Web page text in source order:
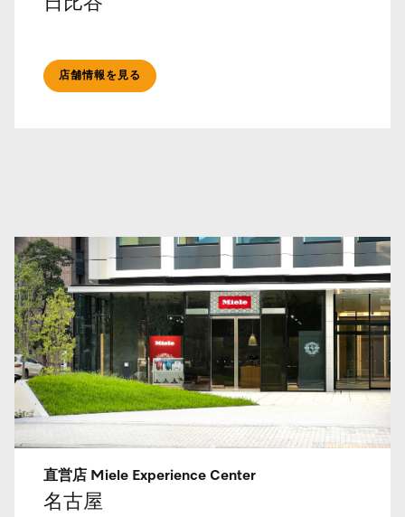
店舗情報を見る
直営店 Miele Experience Center
名古屋